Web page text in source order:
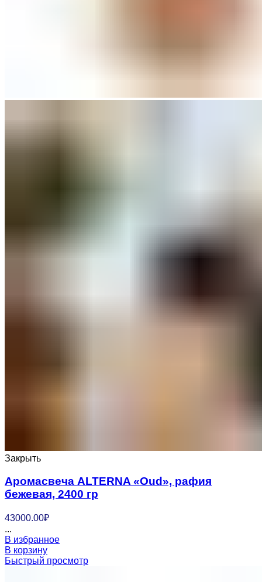
Закрыть
Аромасвеча ALTERNA «Oud», рафия
бежевая, 2400 гр
43000.00₽
...
В избранное
В корзину
Быстрый просмотр